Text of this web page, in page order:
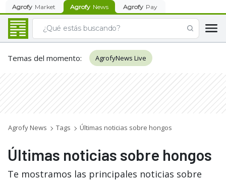
Agrofy Market Agrofy News Agrofy Pay
Temas del momento: AgrofyNews Live
Agrofy News Tags Últimas noticias sobre hongos
Últimas noticias sobre hongos
Te mostramos las principales noticias sobre